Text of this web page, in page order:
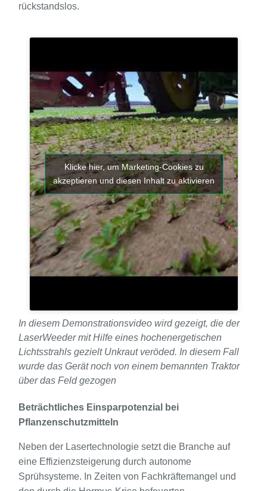
rückstandslos.
Klicke hier, um Marketing-Cookies zu
akzeptieren und diesen Inhalt zu aktivieren
In diesem Demonstrationsvideo wird gezeigt, die der
LaserWeeder mit Hilfe eines hochenergetischen
Lichtsstrahls gezielt Unkraut veröded. In diesem Fall
wurde das Gerät noch von einem bemannten Traktor
über das Feld gezogen
Beträchtliches Einsparpotenzial bei
Pflanzenschutzmitteln
Neben der Lasertechnologie setzt die Branche auf
eine Effizienzsteigerung durch autonome
Sprühsysteme. In Zeiten von Fachkräftemangel und